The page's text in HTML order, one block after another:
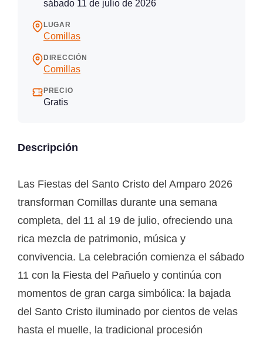
sábado 11 de julio de 2026
LUGAR
Comillas
DIRECCIÓN
Comillas
PRECIO
Gratis
Descripción
Las Fiestas del Santo Cristo del Amparo 2026
transforman Comillas durante una semana
completa, del 11 al 19 de julio, ofreciendo una
rica mezcla de patrimonio, música y
convivencia. La celebración comienza el sábado
11 con la Fiesta del Pañuelo y continúa con
momentos de gran carga simbólica: la bajada
del Santo Cristo iluminado por cientos de velas
hasta el muelle, la tradicional procesión